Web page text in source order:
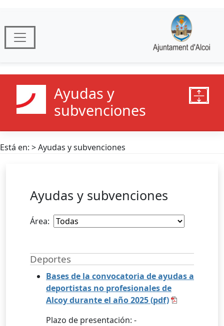
Ayudas y
subvenciones
Está en: > Ayudas y subvenciones
Ayudas y subvenciones
Área:
Deportes
Bases de la convocatoria de ayudas a
deportistas no profesionales de
Alcoy durante el año 2025 (pdf)
Plazo de presentación: -